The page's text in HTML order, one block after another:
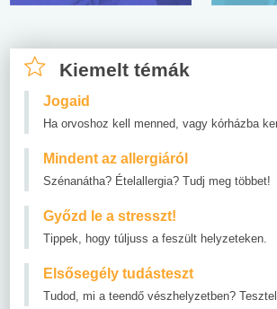
Kiemelt témák
Jogaid
Ha orvoshoz kell menned, vagy kórházba
Mindent az allergiáról
Szénanátha? Ételallergia? Tudj meg többet!
Győzd le a stresszt!
Tippek, hogy túljuss a feszült helyzeteken.
Elsősegély tudásteszt
Tudod, mi a teendő vészhelyzetben?